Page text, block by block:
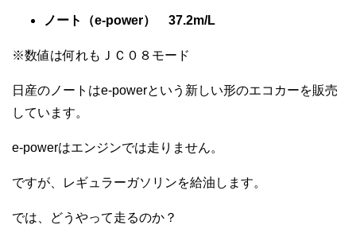
ノート（e-power） 37.2m/L
※数値は何れもＪＣ０８モード
日産のノートはe-powerという新しい形のエコカーを販売
しています。
e-powerはエンジンでは走りません。
ですが、レギュラーガソリンを給油します。
では、どうやって走るのか？